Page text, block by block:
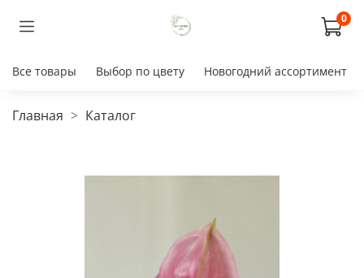
0
Все товары Выбор по цвету Новогодний ассортимент
Главная Каталог